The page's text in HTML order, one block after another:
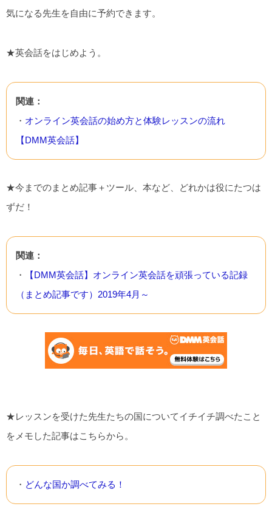
気になる先生を自由に予約できます。
★英会話をはじめよう。
関連：
・ オンライン英会話の始め方と体験レッスンの流れ
【DMM英会話】
★今までのまとめ記事＋ツール、本など、どれかは役にたつは
ずだ！
関連：
・
【DMM英会話】オンライン英会話を頑張っている記録
（まとめ記事です）2019年4月～
★レッスンを受けた先生たちの国についてイチイチ調べたこと
をメモした記事はこちらから。
・ どんな国か調べてみる！